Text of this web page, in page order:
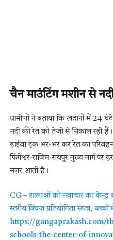
चैन माउंटिंग मशीन से
ग्रामीणों ने बताया कि खदानों में 24
नदी की रेत को तेज़ी से निकाल रही
हाईवा ट्रक भर-भर कर रेत का
फिंगेश्वर-राजिम-रायपुर मुख्य मार्ग पर
नज़र आती है।
CG – शालाओं को नवाचार का
स्तरीय क्विज़ प्रतियोगिता संपन्न, बच्चों
https://gangaprakash.com/
schools-the-center-of-